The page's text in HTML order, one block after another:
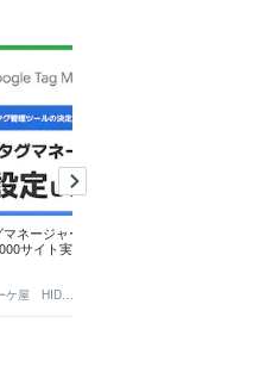
ネージャー設定導
サイト実績のプロ
代行
WEBマーケ屋 HIDAKA